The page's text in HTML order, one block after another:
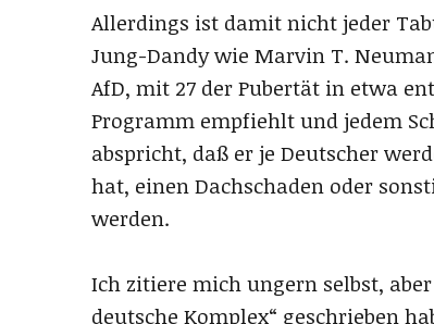
Allerdings ist damit nicht jeder
Jung-Dandy wie Marvin T.
AfD, mit 27 der Pubertät in etwa
Programm empfiehlt und jedem
abspricht, daß er je Deutscher
hat, einen Dachschaden oder
werden.
Ich zitiere mich ungern selbst,
deutsche Komplex“ geschrieben